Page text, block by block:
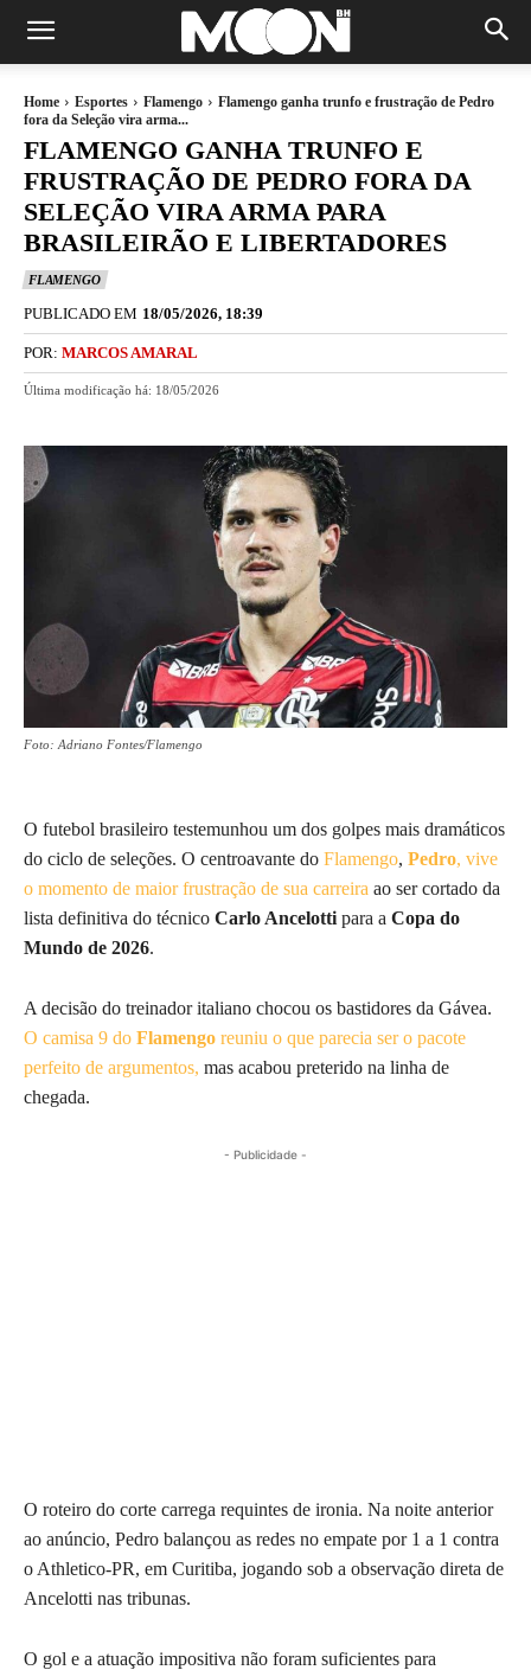
Home Esportes Flamengo
Flamengo ganha trunfo e frustração de Pedro
fora da Seleção vira arma...
FLAMENGO GANHA TRUNFO E
FRUSTRAÇÃO DE PEDRO FORA DA
SELEÇÃO VIRA ARMA PARA
BRASILEIRÃO E LIBERTADORES
FLAMENGO
PUBLICADO EM 18/05/2026, 18:39
POR: MARCOS AMARAL
Última modificação há: 18/05/2026
Foto: Adriano Fontes/Flamengo
O futebol brasileiro testemunhou um dos golpes mais dramáticos
do ciclo de seleções. O centroavante do Flamengo, Pedro, vive
o momento de maior frustração de sua carreira ao ser cortado da
lista definitiva do técnico Carlo Ancelotti para a Copa do
Mundo de 2026.
A decisão do treinador italiano chocou os bastidores da Gávea.
O camisa 9 do Flamengo reuniu o que parecia ser o pacote
perfeito de argumentos, mas acabou preterido na linha de
chegada.
- Publicidade -
O roteiro do corte carrega requintes de ironia. Na noite anterior
ao anúncio, Pedro balançou as redes no empate por 1 a 1 contra
o Athletico-PR, em Curitiba, jogando sob a observação direta de
Ancelotti nas tribunas.
O gol e a atuação impositiva não foram suficientes para